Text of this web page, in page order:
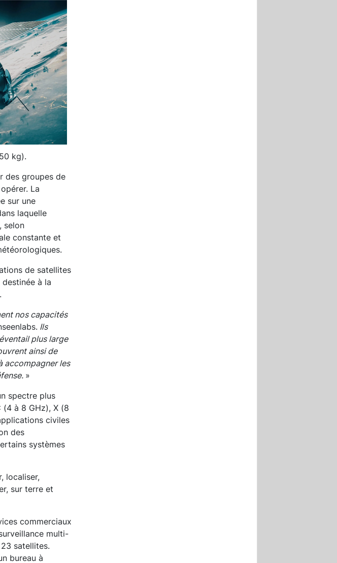
kg).
des groupes de
La
sur une
laquelle
selon
constante et
de satellites
à la
nos capacités
Ils
plus large
ainsi de
accompagner les
»
spectre plus
(4 à 8 GHz), X (8
civiles
des
systèmes
localiser,
sur terre et
commerciaux
multi-
satellites.
bureau à